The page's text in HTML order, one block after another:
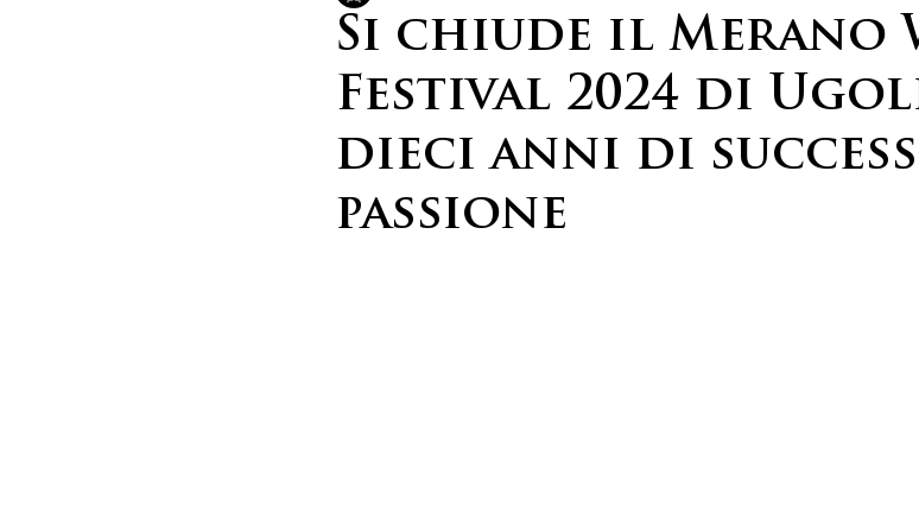
Si chiude il Merano
Festival 2024 di
dieci anni di
passione